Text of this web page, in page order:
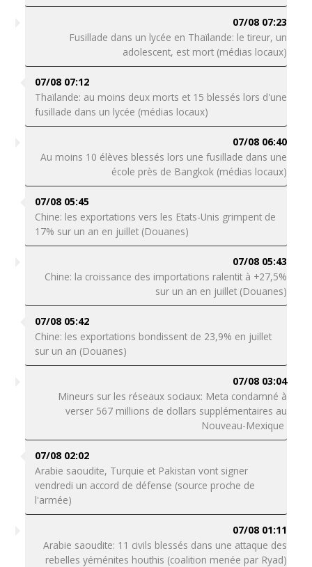
07/08 07:23
Fusillade dans un lycée en Thaïlande: le tireur, un
adolescent, est mort (médias locaux)
07/08 07:12
Thaïlande: au moins deux morts et 15 blessés lors d'une
fusillade dans un lycée (médias locaux)
07/08 06:40
Au moins 10 élèves blessés lors une fusillade dans une
école près de Bangkok (médias locaux)
07/08 05:45
Chine: les exportations vers les Etats-Unis grimpent de
17% sur un an en juillet (Douanes)
07/08 05:43
Chine: la croissance des importations ralentit à +27,5%
sur un an en juillet (Douanes)
07/08 05:42
Chine: les exportations bondissent de 23,9% en juillet
sur un an (Douanes)
07/08 03:04
Mineurs sur les réseaux sociaux: Meta condamné à
verser 567 millions de dollars supplémentaires au
Nouveau-Mexique
07/08 02:02
Arabie saoudite, Turquie et Pakistan vont signer
vendredi un accord de défense (source proche de
l'armée)
07/08 01:11
Arabie saoudite: 11 civils blessés dans une attaque des
rebelles yéménites houthis (coalition menée par Ryad)